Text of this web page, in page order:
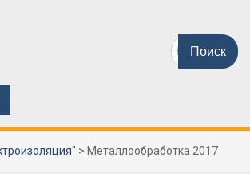
Поиск
по:
> Металлообработка 2017